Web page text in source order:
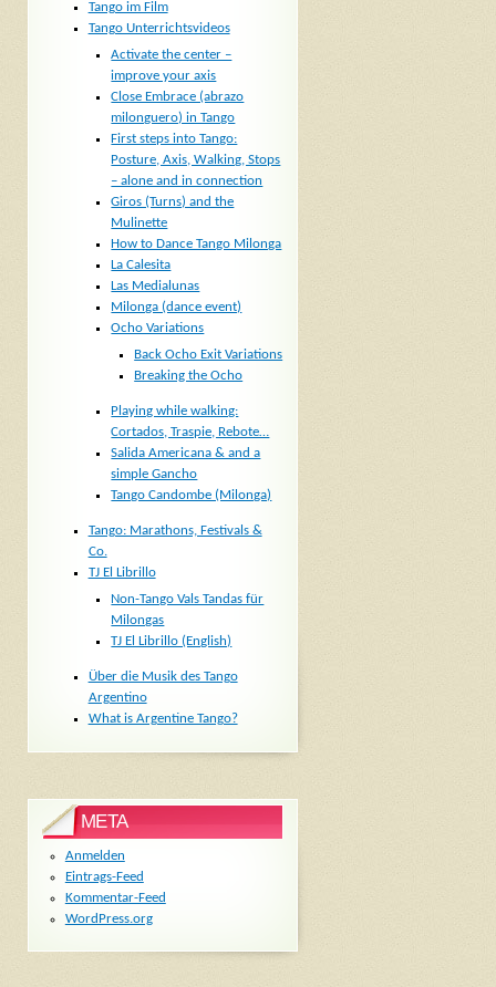
Tango im Film
Tango Unterrichtsvideos
Activate the center –
improve your axis
Close Embrace (abrazo
milonguero) in Tango
First steps into Tango:
Posture, Axis, Walking, Stops
– alone and in connection
Giros (Turns) and the
Mulinette
How to Dance Tango Milonga
La Calesita
Las Medialunas
Milonga (dance event)
Ocho Variations
Back Ocho Exit Variations
Breaking the Ocho
Playing while walking:
Cortados, Traspie, Rebote…
Salida Americana & and a
simple Gancho
Tango Candombe (Milonga)
Tango: Marathons, Festivals &
Co.
TJ El Librillo
Non-Tango Vals Tandas für
Milongas
TJ El Librillo (English)
Über die Musik des Tango
Argentino
What is Argentine Tango?
META
Anmelden
Eintrags-Feed
Kommentar-Feed
WordPress.org